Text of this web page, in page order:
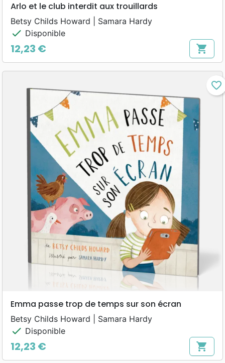
Arlo et le club interdit aux trouillards
Betsy Childs Howard | Samara Hardy
check Disponible
Prix
12,23 € shopping_cart
favorite_border
Emma passe trop de temps sur son écran
Betsy Childs Howard | Samara Hardy
check Disponible
Prix
12,23 € shopping_cart